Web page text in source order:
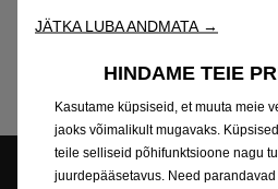
JÄTKA LUBA ANDMATA →
HINDAME TEIE
Kasutame küpsiseid, et muuta meie
jaoks võimalikult mugavaks.
teile selliseid põhifunktsioone nagu
juurdepääsetavus. Need